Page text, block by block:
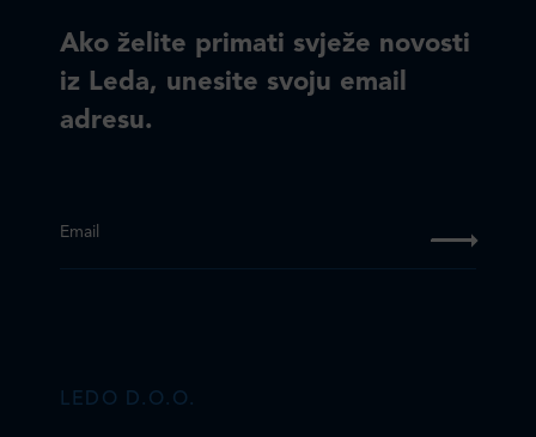
Ako želite primati svježe novosti
iz Leda, unesite svoju email
adresu.
Email
LEDO D.O.O.